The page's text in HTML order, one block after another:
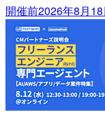
開催前2026年8月